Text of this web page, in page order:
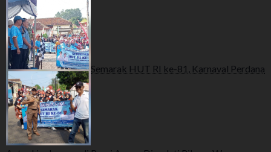
Semarak HUT RI ke-81, Karnaval Perdana